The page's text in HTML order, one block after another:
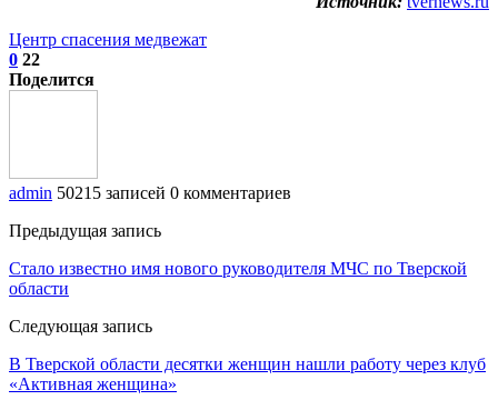
Центр спасения медвежат
0 22
Поделится
admin 50215 записей 0 комментариев
Предыдущая запись
Стало известно имя нового руководителя МЧС по Тверской
области
Следующая запись
В Тверской области десятки женщин нашли работу через клуб
«Активная женщина»